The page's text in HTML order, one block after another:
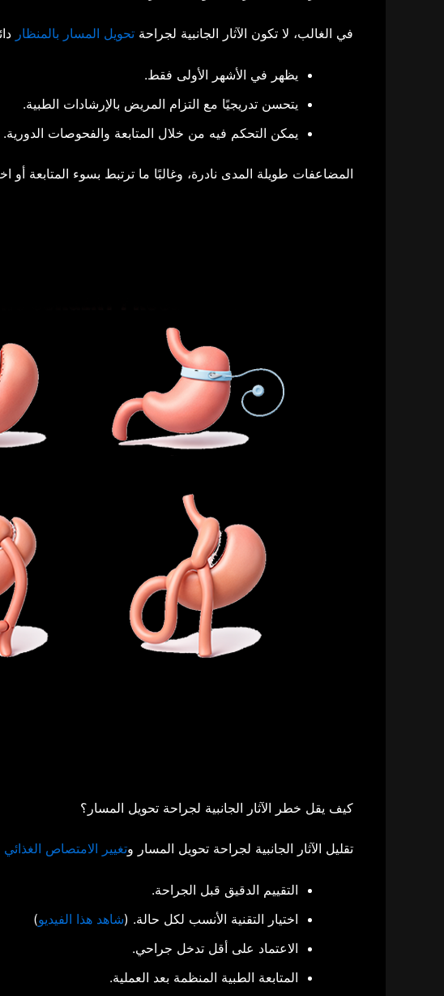
في الغالب، لا تكون الآثار الجانبية لجراحة تحويل المسار بالمنظار
يظهر في الأشهر الأولى فقط.
يتحسن تدريجيًا مع التزام المريض بالإرشادات الطبية.
يمكن التحكم فيه من خلال المتابعة والفحوصات الدورية.
المضاعفات طويلة المدى نادرة، وغالبًا ما ترتبط بسوء المتابعة أو
كيف يقل خطر الآثار الجانبية لجراحة تحويل المسار؟
تقليل الآثار الجانبية لجراحة تحويل المسار وتغيير الامتصاص الغذائي
التقييم الدقيق قبل الجراحة.
اختيار التقنية الأنسب لكل حالة. (شاهد هذا الفيديو)
الاعتماد على أقل تدخل جراحي.
المتابعة الطبية المنظمة بعد العملية.